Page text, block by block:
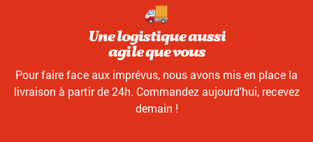
Une logistique aussi
agile que vous
Pour faire face aux imprévus, nous avons mis en place la
livraison à partir de 24h. Commandez aujourd'hui, recevez
demain !